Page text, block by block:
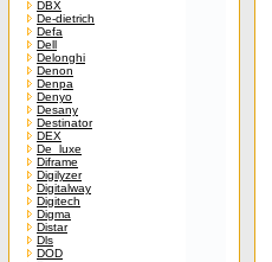
DBX
De-dietrich
Defa
Dell
Delonghi
Denon
Denpa
Denyo
Desany
Destinator
DEX
De_luxe
Diframe
Digilyzer
Digitalway
Digitech
Digma
Distar
Dls
DOD